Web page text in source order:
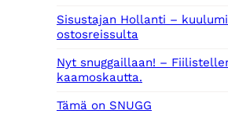
Sisustajan Hollanti –
ostosreissulta
Nyt snuggaillaan! –
kaamoskautta.
Tämä on SNUGG